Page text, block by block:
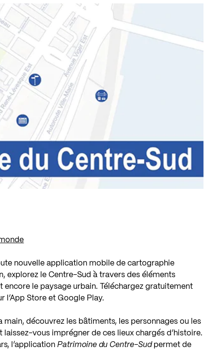
nouvelle application mobile de cartographie
explorez le Centre-Sud à travers des éléments
le paysage urbain. Téléchargez gratuitement
l’App Store etGoogle Play.
découvrez les bâtiments, les personnages ou les
vous imprégner de ces lieux chargés d’histoire.
, l’applicationPatrimoine du Centre-Sudpermet de